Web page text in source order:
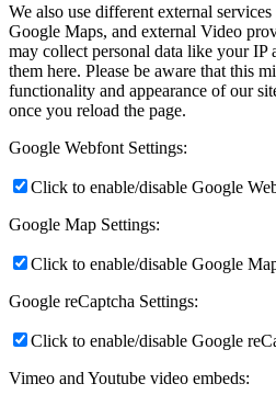
We also use different external
Google Maps, and external Video
may collect personal data like your
them here. Please be aware that this
functionality and appearance of our
once you reload the page.
Google Webfont Settings:
Click to enable/disable Google
Google Map Settings:
Click to enable/disable Google
Google reCaptcha Settings:
Click to enable/disable Google
Vimeo and Youtube video embeds: